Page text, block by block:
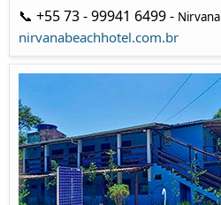
📞 +55 73 - 99941 6499 - Nirvana
nirvanabeachhotel.com.br